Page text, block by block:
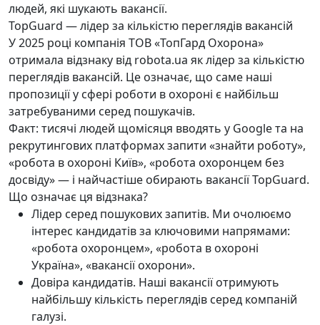
людей, які шукають вакансії.
TopGuard — лідер за кількістю переглядів вакансій
У 2025 році компанія ТОВ «ТопГард Охорона»
отримала відзнаку від robota.ua як лідер за кількістю
переглядів вакансій. Це означає, що саме наші
пропозиції у сфері роботи в охороні є найбільш
затребуваними серед пошукачів.
Факт: тисячі людей щомісяця вводять у Google та на
рекрутингових платформах запити «знайти роботу»,
«робота в охороні Київ», «робота охоронцем без
досвіду» — і найчастіше обирають вакансії TopGuard.
Що означає ця відзнака?
Лідер серед пошукових запитів. Ми очолюємо
інтерес кандидатів за ключовими напрямами:
«робота охоронцем», «робота в охороні
Україна», «вакансії охорони».
Довіра кандидатів. Наші вакансії отримують
найбільшу кількість переглядів серед компаній
галузі.